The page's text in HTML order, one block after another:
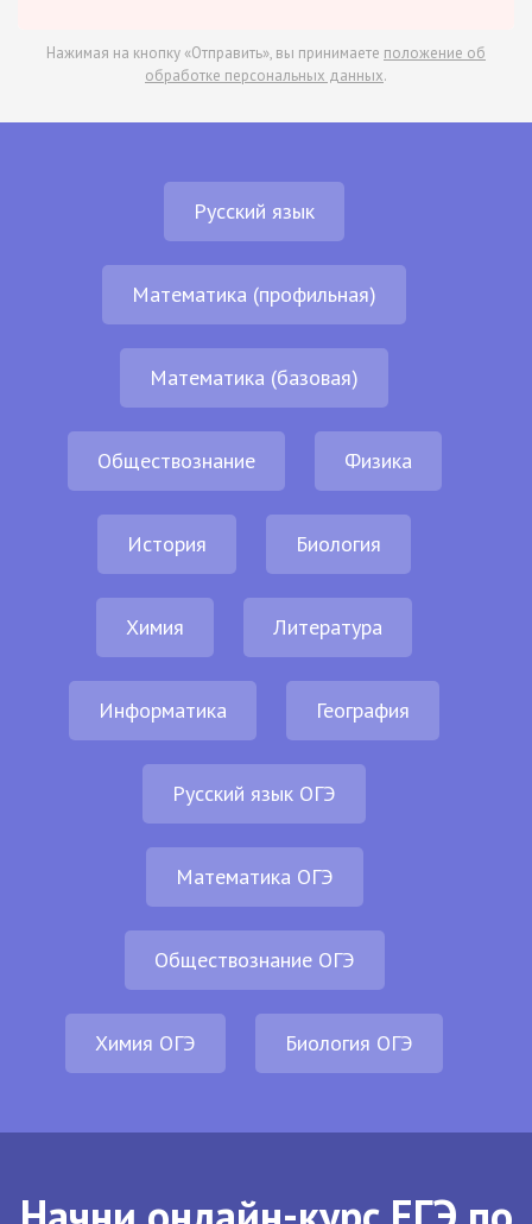
Нажимая на кнопку «Отправить», вы принимаете положение об
обработке персональных данных.
Русский язык
Математика (профильная)
Математика (базовая)
Обществознание Физика
История Биология
Химия Литература
Информатика География
Русский язык ОГЭ
Математика ОГЭ
Обществознание ОГЭ
Химия ОГЭ Биология ОГЭ